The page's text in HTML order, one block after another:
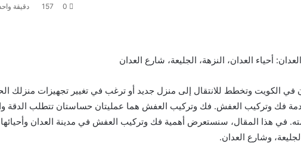
0
157 دقيقة
أحياء العدان، النزهة، الجليعة، شارع العدان
في الكويت وتخطط للانتقال إلى منزل جديد أو ترغب في تغيير تجهيزات منزلك
فك وتركيب العفش. فك وتركيب العفش هما عمليتان حساستان تتطلب الدقة
في هذا المقال، سنستعرض أهمية فك وتركيب العفش في مدينة العدان وأحيائها
وشارع العدان.